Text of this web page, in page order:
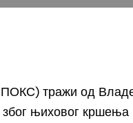
тражи од
њиховог кршења